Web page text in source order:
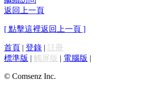
返回上一頁
[ 點擊這裡返回上一頁 ]
首頁 | 登錄 | 註冊
標準版 | 觸屏版 | 電腦版 |
© Comsenz Inc.